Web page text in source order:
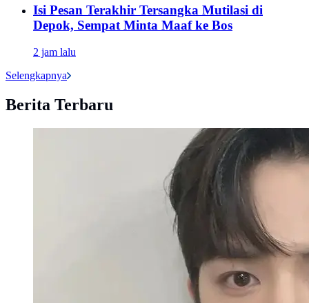
Isi Pesan Terakhir Tersangka Mutilasi di
Depok, Sempat Minta Maaf ke Bos
2 jam lalu
Selengkapnya
Berita Terbaru